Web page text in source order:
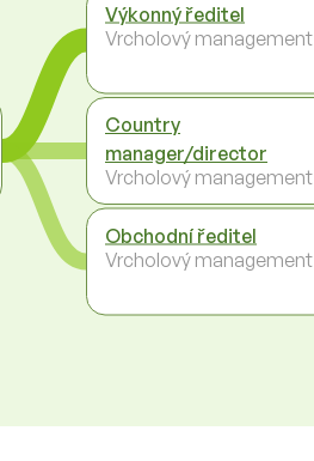
Výkonný ředitel
Vrcholový management
Country
manager/director
Vrcholový management
Obchodní ředitel
Vrcholový management